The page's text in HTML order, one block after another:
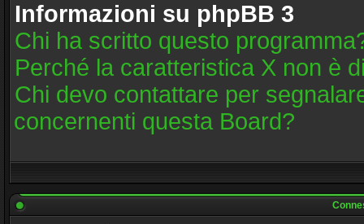
Informazioni su phpBB 3
Chi ha scritto questo
Perché la caratteristica X non è
Chi devo contattare per
concernenti questa Board?